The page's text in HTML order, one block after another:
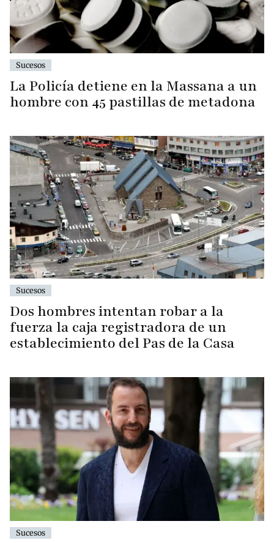
Sucesos
La Policía detiene en la Massana a un
hombre con 45 pastillas de metadona
Sucesos
Dos hombres intentan robar a la
fuerza la caja registradora de un
establecimiento del Pas de la Casa
Sucesos